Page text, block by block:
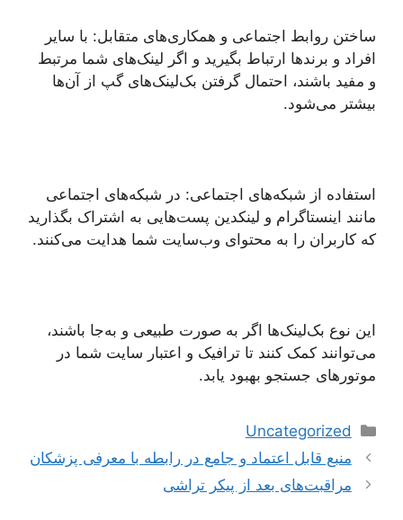
ساختن روابط اجتماعی و همکاری‌های متقابل: با سایر
افراد و برندها ارتباط بگیرید و اگر لینک‌های شما مرتبط
و مفید باشند، احتمال گرفتن بک‌لینک‌های گپ از آن‌ها
بیشتر می‌شود.
استفاده از شبکه‌های اجتماعی: در شبکه‌های اجتماعی
مانند اینستاگرام و لینکدین پست‌هایی به اشتراک بگذارید
که کاربران را به محتوای وب‌سایت شما هدایت می‌کنند.
این نوع بک‌لینک‌ها اگر به صورت طبیعی و به‌جا باشند،
می‌توانند کمک کنند تا ترافیک و اعتبار سایت شما در
موتورهای جستجو بهبود یابد.
دسته‌ها
Uncategorized
ناوبری
نوشته‌ها
منبع قابل اعتماد و جامع در رابطه با معرفی پزشکان
مراقبت‌های بعد از پیکر تراشی